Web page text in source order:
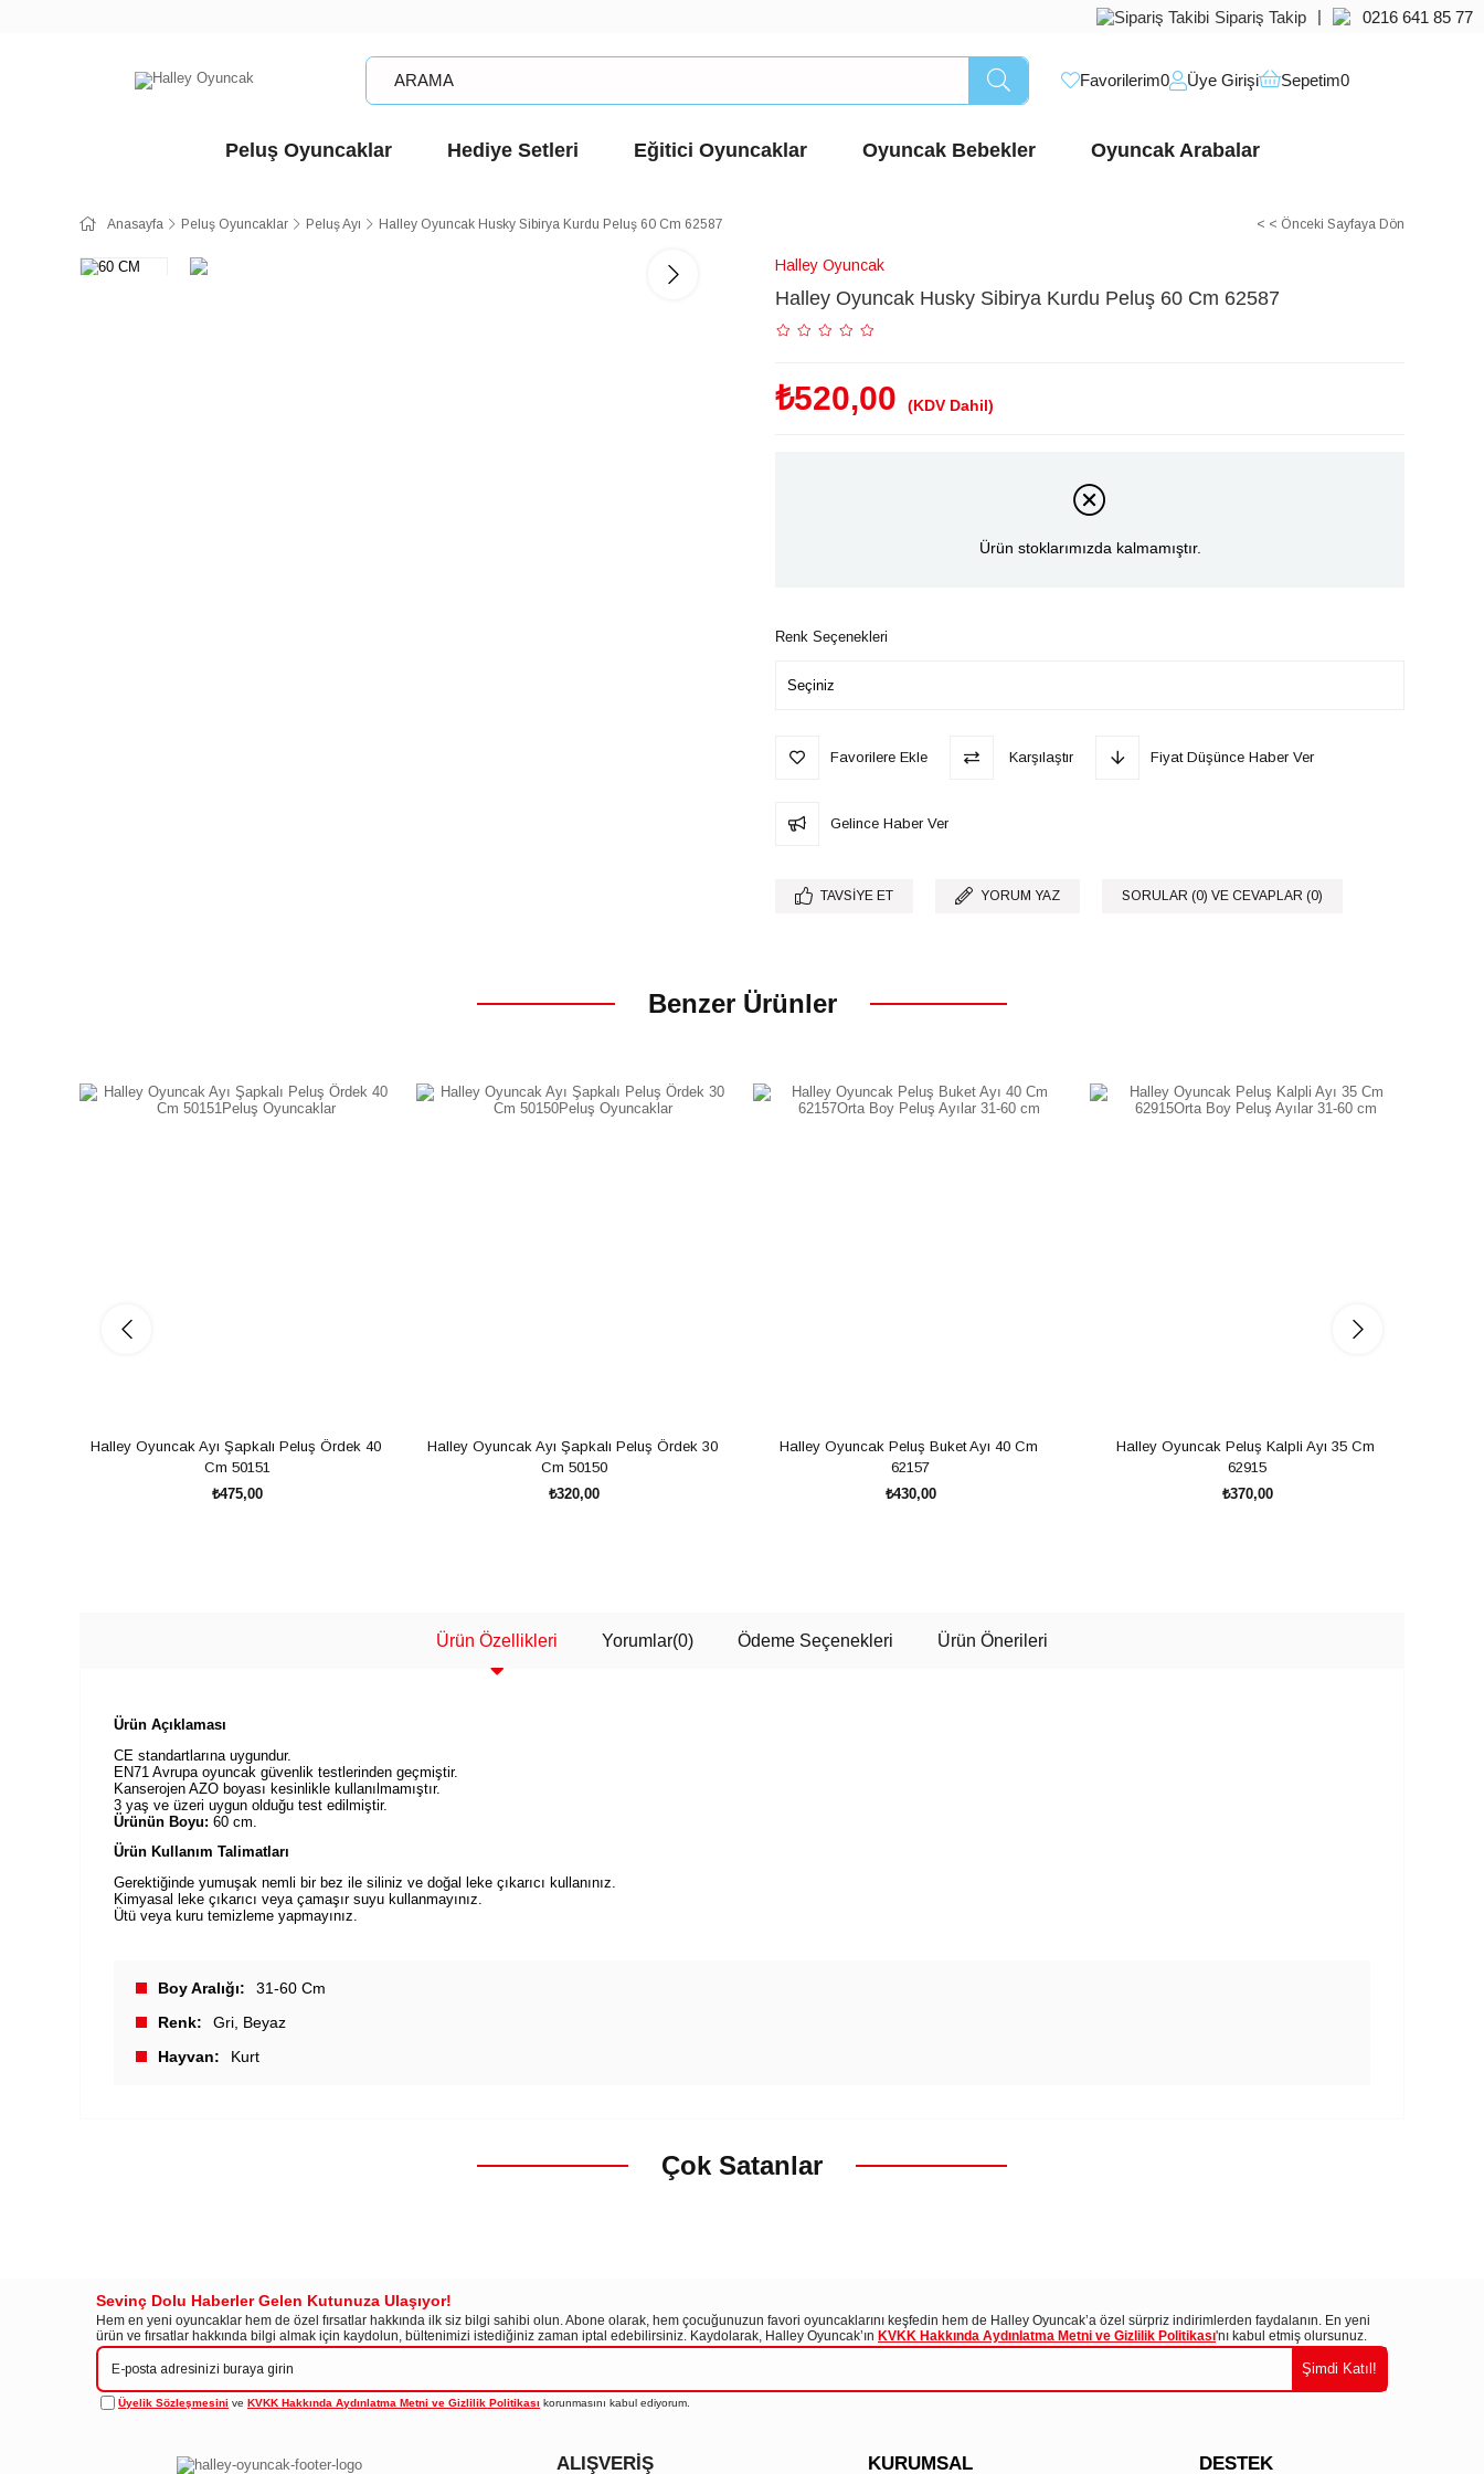
Sipariş Takip | 0216 641 85 77
Favorilerim0 Üye Girişi Sepetim0
Peluş Oyuncaklar Hediye Setleri Eğitici Oyuncaklar Oyuncak Bebekler Oyuncak Arabalar
Anasayfa Peluş Oyuncaklar Peluş Ayı Halley Oyuncak Husky Sibirya Kurdu Peluş 60 Cm 62587 < < Önceki Sayfaya Dön
Halley Oyuncak
Halley Oyuncak Husky Sibirya Kurdu Peluş 60 Cm 62587
₺520,00 (KDV Dahil)
Ürün stoklarımızda kalmamıştır.
Renk Seçenekleri
Favorilere Ekle Karşılaştır Fiyat Düşünce Haber Ver
Gelince Haber Ver
TAVSIYE ET YORUM YAZ SORULAR (0) VE CEVAPLAR (0)
Benzer Ürünler
Halley Oyuncak Ayı Şapkalı Peluş Ördek 40
Cm 50151
₺475,00
Halley Oyuncak Ayı Şapkalı Peluş Ördek 30
Cm 50150
₺320,00
Halley Oyuncak Peluş Buket Ayı 40 Cm
62157
₺430,00
Halley Oyuncak Peluş Kalpli Ayı 35 Cm
62915
₺370,00
Ürün Özellikleri Yorumlar(0) Ödeme Seçenekleri Ürün Önerileri
Ürün Açıklaması
CE standartlarına uygundur.
EN71 Avrupa oyuncak güvenlik testlerinden geçmiştir.
Kanserojen AZO boyası kesinlikle kullanılmamıştır.
3 yaş ve üzeri uygun olduğu test edilmiştir.
Ürünün Boyu: 60 cm.
Ürün Kullanım Talimatları
Gerektiğinde yumuşak nemli bir bez ile siliniz ve doğal leke çıkarıcı kullanınız.
Kimyasal leke çıkarıcı veya çamaşır suyu kullanmayınız.
Ütü veya kuru temizleme yapmayınız.
Boy Aralığı
31-60 Cm
Renk
Gri Beyaz
Hayvan
Kurt
Çok Satanlar
Sevinç Dolu Haberler Gelen Kutunuza Ulaşıyor!
Hem en yeni oyuncaklar hem de özel fırsatlar hakkında ilk siz bilgi sahibi olun. Abone olarak, hem çocuğunuzun favori oyuncaklarını keşfedin hem de Halley Oyuncak’a özel sürpriz indirimlerden faydalanın. En yeni
ürün ve fırsatlar hakkında bilgi almak için kaydolun, bültenimizi istediğiniz zaman iptal edebilirsiniz. Kaydolarak, Halley Oyuncak’ın KVKK Hakkında Aydınlatma Metni ve Gizlilik Politikası'nı kabul etmiş olursunuz.
Şimdi Katıl!
Üyelik Sözleşmesini ve KVKK Hakkında Aydınlatma Metni ve Gizlilik Politikası korunmasını kabul ediyorum.
ALIŞVERİŞ KURUMSAL DESTEK